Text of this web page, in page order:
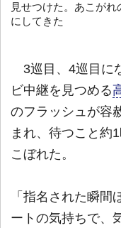
見せつけた。あこがれ
にしてきた
3巡目、4巡目に
ビ中継を見つめる
のフラッシュが容
まれ、待つこと約1
こぼれた。
「指名された瞬間
ートの気持ちで、